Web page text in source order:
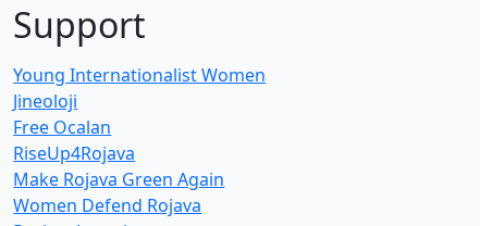
Support
Young Internationalist Women
Jineoloji
Free Ocalan
RiseUp4Rojava
Make Rojava Green Again
Women Defend Rojava